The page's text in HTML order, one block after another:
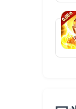
4.
二